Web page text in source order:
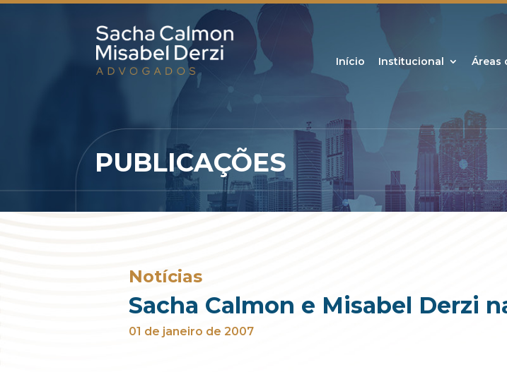
Início Institucional Áreas
PUBLICAÇÕES
Notícias
Sacha Calmon e Misabel Derzi
01 de janeiro de 2007